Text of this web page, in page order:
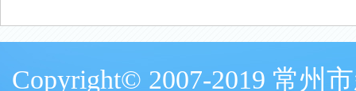
Copyright© 2007-2019 常州